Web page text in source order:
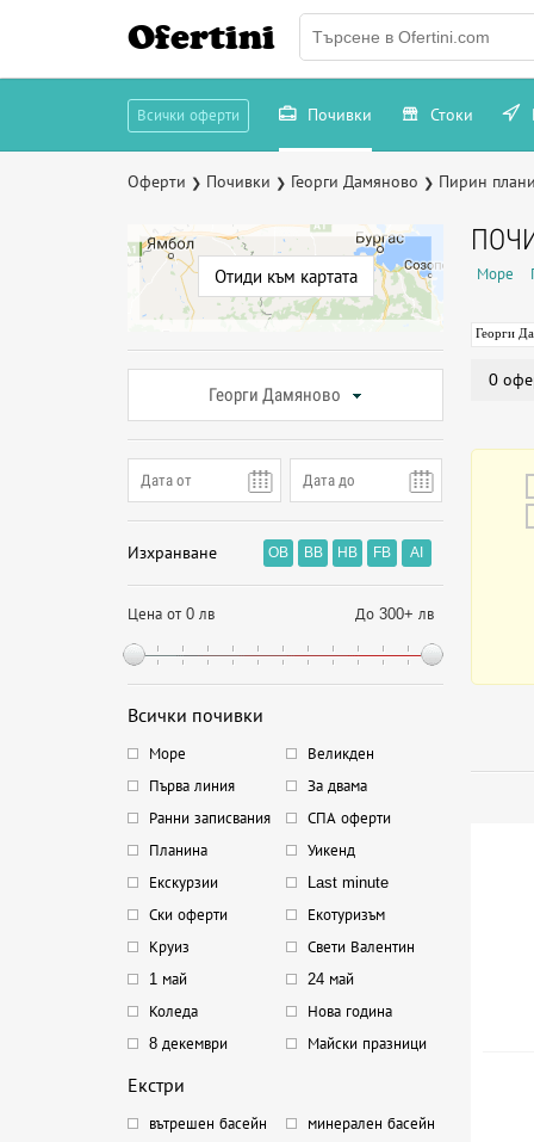
Ofertini
Всички оферти Почивки Стоки
Оферти ❯ Почивки ❯ Георги Дамяново ❯ Пирин
Отиди към картата
Георги Дамяново
Изхранване OB BB HB FB AI
Цена от 0 лв До 300+ лв
Всички почивки
Море
Великден
Първа линия
За двама
Ранни записвания
СПА оферти
Планина
Уикенд
Екскурзии
Last minute
Ски оферти
Екотуризъм
Круиз
Свети Валентин
1 май
24 май
Коледа
Нова година
8 декември
Майски празници
Екстри
вътрешен басейн
минерален басейн
Море
Георги
0